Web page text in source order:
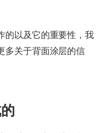
的以及它的重要性，我
多关于背面涂层的信